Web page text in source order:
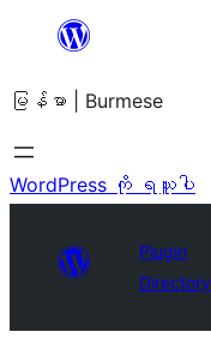
အကြောင်းအရာ
ကျော်သွား
ရန်
မြန်မာ | Burmese
WordPress ကို ရယူပါ
Plugin
Directory